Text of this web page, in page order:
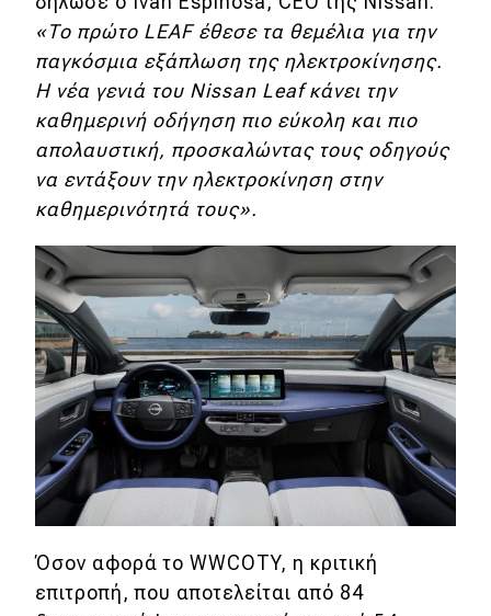
eDRIVE
DRIVE USED
«Το πρώτο LEAF έθεσε τα θεμέλια για την
παγκόσμια εξάπλωση της ηλεκτροκίνησης.
Η νέα γενιά του Nissan Leaf κάνει την
καθημερινή οδήγηση πιο εύκολη και πιο
απολαυστική, προσκαλώντας τους οδηγούς
να εντάξουν την ηλεκτροκίνηση στην
καθημερινότητά τους».
Όσον αφορά το WWCOTY, η κριτική
επιτροπή, που αποτελείται από 84